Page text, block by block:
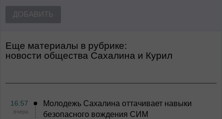
ДОБАВИТЬ
Еще материалы в рубрике:
Новости общества Сахалина и Курил
16:57
вчера
Молодежь Сахалина оттачивает навыки
безопасного вождения СИМ